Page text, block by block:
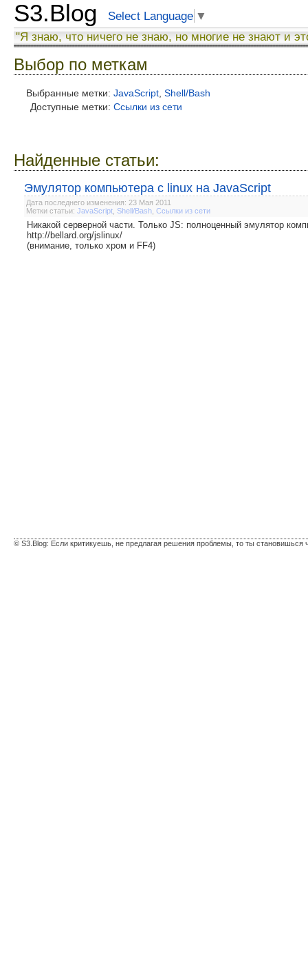
S3.Blog Select Language ▼
"Я знаю, что ничего не знаю, но многие не знают и
Выбор по меткам
Выбранные метки: JavaScript Shell/Bash
Доступные метки: Ссылки из сети
Найденные статьи:
Эмулятор компьютера с linux на JavaScript
Дата последнего изменения: 23 Мая 2011
Метки статьи: JavaScript Shell/Bash Ссылки из сети
Никакой серверной части. Только JS: полноценный эмулятор
http://bellard.org/jslinux/
(внимание, только хром и FF4)
© S3.Blog: Если критикуешь, не предлагая решения проблемы, то ты становишься